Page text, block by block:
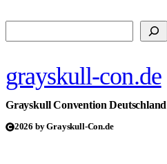
grayskull-con.de
Grayskull Convention Deutschland
2026 by Grayskull-Con.de